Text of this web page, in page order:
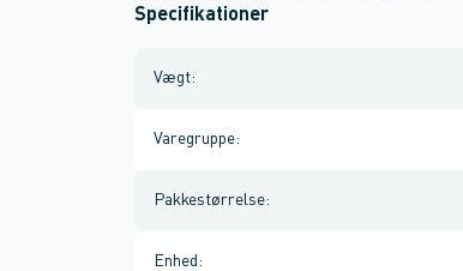
Specifikationer
Vægt:
Varegruppe:
Pakkestørrelse:
Enhed :